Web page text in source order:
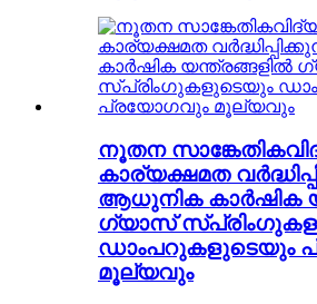
നൂതന
കാര്യക്ഷമത
ആധുനിക കാർഷിക
ഗ്യാസ്
ഡാംപറുകളുടെയും
മൂല്യവും